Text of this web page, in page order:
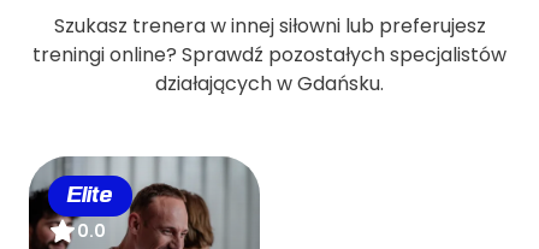
Szukasz trenera w innej siłowni lub preferujesz
treningi online? Sprawdź pozostałych specjalistów
działających w Gdańsku.
Elite
0.0